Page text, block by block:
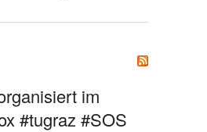
im
#tugraz #SOS